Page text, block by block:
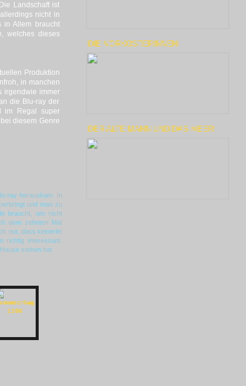
Landschaft ist
nicht in
in Allem braucht
welches dieses
Produktion
in manchen
irgendwie immer
die Blu-ray der
im Regal super
diesem Genre
ray herauskam. In
und man zu
braucht, um nicht
dem zehnten Mal
nur, dass keinerlei
richtig interessant.
stehen hat.
DIE VORKOSTERINNEN
DER ALTE MANN UND DAS MEER